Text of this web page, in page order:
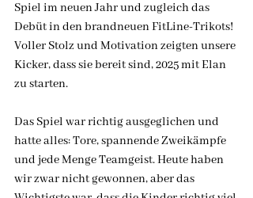
Spiel im neuen Jahr und zugleich das
Debüt in den brandneuen FitLine-Trikots!
Voller Stolz und Motivation zeigten unsere
Kicker, dass sie bereit sind, 2025 mit Elan
zu starten.
Das Spiel war richtig ausgeglichen und
hatte alles: Tore, spannende Zweikämpfe
und jede Menge Teamgeist. Heute haben
wir zwar nicht gewonnen, aber das